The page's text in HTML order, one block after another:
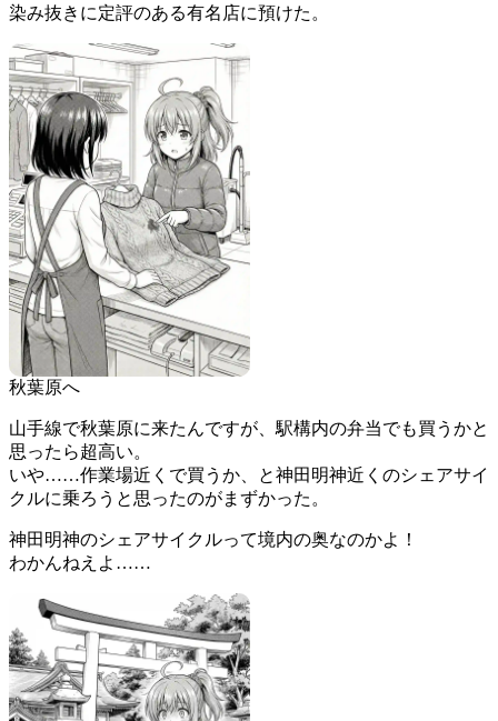
染み抜きに定評のある有名店に預けた。
秋葉原へ
山手線で秋葉原に来たんですが、駅構内の弁当でも買うかと
思ったら超高い。
いや……作業場近くで買うか、と神田明神近くのシェアサイ
クルに乗ろうと思ったのがまずかった。
神田明神のシェアサイクルって境内の奥なのかよ！
わかんねえよ……